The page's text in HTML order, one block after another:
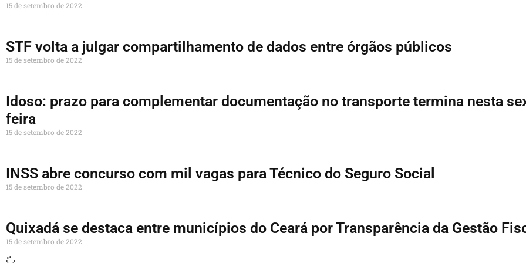
15 de setembro de 2022
STF volta a julgar compartilhamento de dados entre órgãos públicos
15 de setembro de 2022
Idoso: prazo para complementar documentação no transporte termina nesta
feira
15 de setembro de 2022
INSS abre concurso com mil vagas para Técnico do Seguro Social
15 de setembro de 2022
Quixadá se destaca entre municípios do Ceará por Transparência da Gestão
15 de setembro de 2022